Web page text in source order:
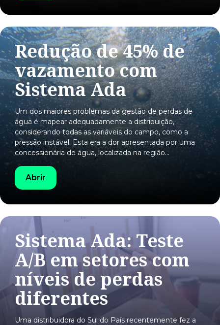
Redução de 45% de
vazamento com
Sistema Ada
Um dos maiores problemas da gestão de perdas de
água é mapear adequadamente a distribuição,
considerando todas as variáveis do campo, como a
pressão instável. Esta era a dor apresentada por uma
concessionária de água, localizada na região…
Abrir
Sistema Ada: Teste
A/B em setores com
níveis de perdas
diferentes
Uma distribuidora do Sul do País recentemente fez a